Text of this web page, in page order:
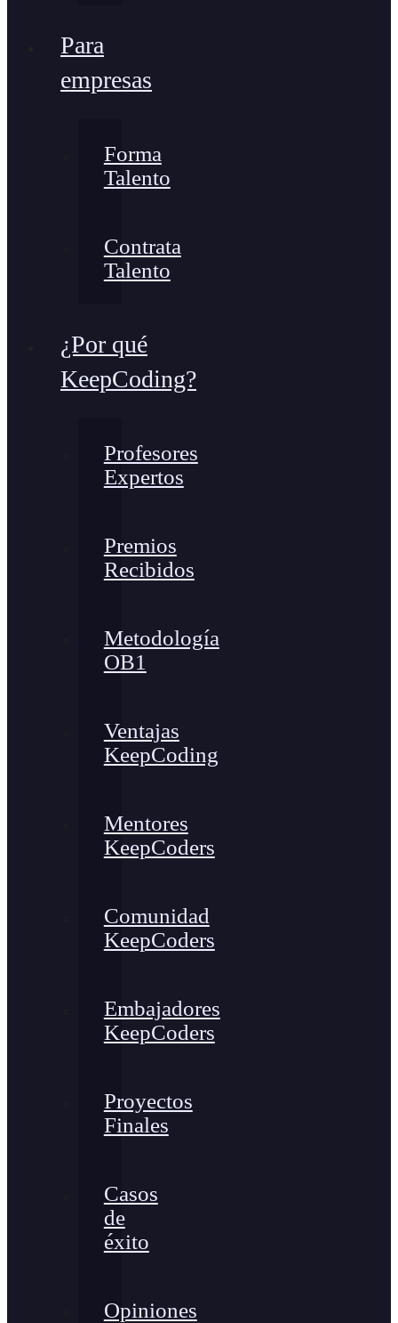
Para
empresas
Forma
Talento
Contrata
Talento
¿Por qué
KeepCoding?
Profesores
Expertos
Premios
Recibidos
Metodología
OB1
Ventajas
KeepCoding
Mentores
KeepCoders
Comunidad
KeepCoders
Embajadores
KeepCoders
Proyectos
Finales
Casos
de
éxito
Opiniones